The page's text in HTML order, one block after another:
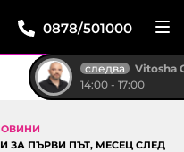
0878/501000
следва
Vitosha
14:00 - 17:00
ЗА ПЪРВИ ПЪТ, МЕСЕЦ СЛЕД